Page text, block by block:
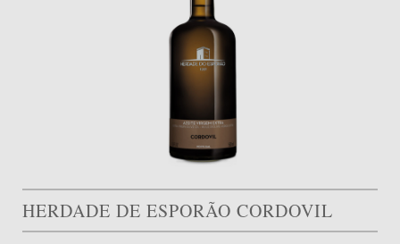
HERDADE DE ESPORÃO CORDOVIL